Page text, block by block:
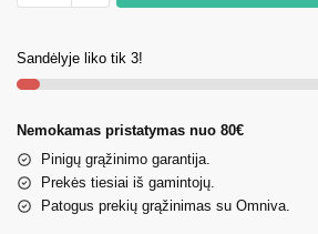
Sandėlyje liko tik 3!
Nemokamas pristatymas nuo 80€
Pinigų grąžinimo garantija.
Prekės tiesiai iš gamintojų.
Patogus prekių grąžinimas su Omniva.